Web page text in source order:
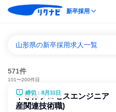
新卒採用
山形県の新卒採用求人一覧
571件
101〜200件目
締切：8月31日
半導体プロセスエンジニア
産関連技術職)